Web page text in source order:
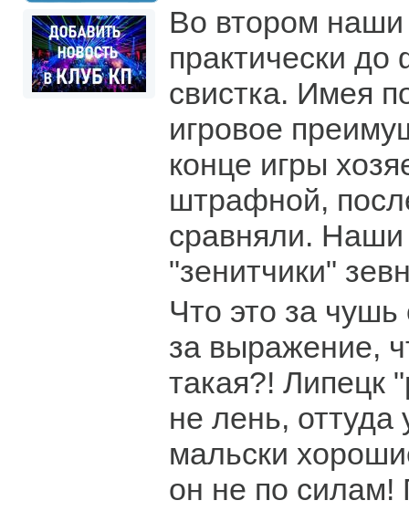
Во втором наши
практически до
свистка. Имея
игровое
конце игры
штрафной,
сравняли.
"зенитчики"
Что это за чушь
за выражение,
такая?! Липецк
не лень,
мальски
он не по силам!